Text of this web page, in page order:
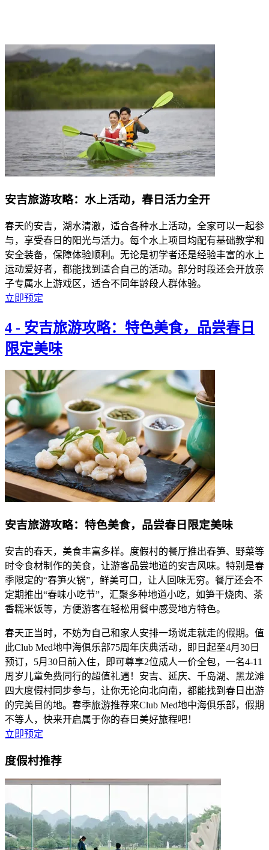
安吉旅游攻略：水上活动，春日活力全开
春天的安吉，湖水清澈，适合各种水上活动，全家可以一起参
与，享受春日的阳光与活力。每个水上项目均配有基础教学和
安全装备，保障体验顺利。无论是初学者还是经验丰富的水上
运动爱好者，都能找到适合自己的活动。部分时段还会开放亲
子专属水上游戏区，适合不同年龄段人群体验。
立即预定
4 - 安吉旅游攻略：特色美食，品尝春日
限定美味
安吉旅游攻略：特色美食，品尝春日限定美味
安吉的春天，美食丰富多样。度假村的餐厅推出春笋、野菜等
时令食材制作的美食，让游客品尝地道的安吉风味。特别是春
季限定的“春笋火锅”，鲜美可口，让人回味无穷。餐厅还会不
定期推出“春味小吃节”，汇聚多种地道小吃，如笋干烧肉、茶
香糯米饭等，方便游客在轻松用餐中感受地方特色。
春天正当时，不妨为自己和家人安排一场说走就走的假期。值
此Club Med地中海俱乐部75周年庆典活动，即日起至4月30日
预订，5月30日前入住，即可尊享2位成人一价全包，一名4-11
周岁儿童免费同行的超值礼遇！安吉、延庆、千岛湖、黑龙滩
四大度假村同步参与，让你无论向北向南，都能找到春日出游
的完美目的地。春季旅游推荐来Club Med地中海俱乐部，假期
不等人，快来开启属于你的春日美好旅程吧！
立即预定
度假村推荐